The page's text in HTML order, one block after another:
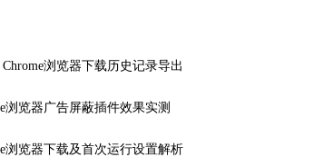
Chrome浏览器下载历史记录导出
浏览器广告屏蔽插件效果实测
浏览器下载及首次运行设置解析